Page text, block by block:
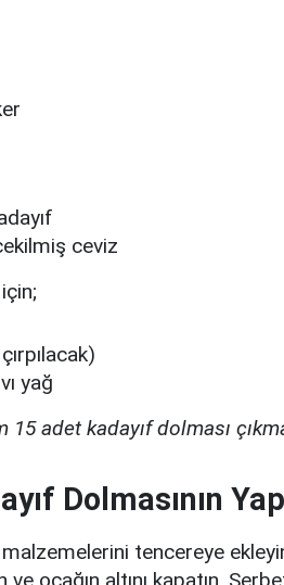
ceviz
yağ
adet kadayıf dolması
Dolmasının
tencereye
ocağın altını kapatın.